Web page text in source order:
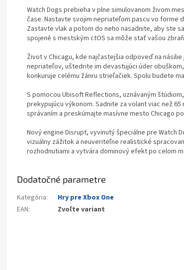
Watch Dogs prebieha v plne simulovanom živom
čase. Nastavte svojim nepriateľom pascu vo forme
Zastavte vlak a potom do neho nasadnite, aby ste
spojené s mestským ctOS sa môže stať vašou
Život v Chicagu, kde najčastejšia odpoveď na
nepriateľov, uštedrite im devastujúci úder
konkuruje celému žánru strieľačiek. Spolu budete
S pomocou Ubisoft Reflections, uznávaným
prekypujúcu výkonom. Sadnite za volant viac než
správaním a preskúmajte masívne mesto Chicago
Nový engine Disrupt, vyvinutý špeciálne pre Watch
vizuálny zážitok a neuveriteľne realistické
rozhodnutiami a vytvára dominový efekt po celom
Dodatočné parametre
Kategória:
Hry pre Xbox One
EAN: Zvoľte variant